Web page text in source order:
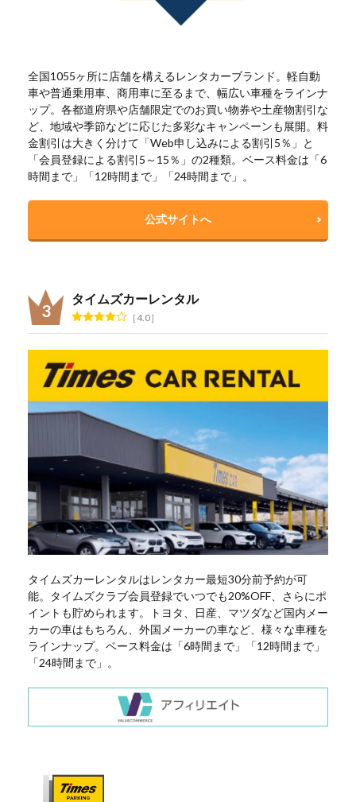
全国1055ヶ所に店舗を構えるレンタカーブランド。軽自動
車や普通乗用車、商用車に至るまで、幅広い車種をラインナ
ップ。各都道府県や店舗限定でのお買い物券や土産物割引な
ど、地域や季節などに応じた多彩なキャンペーンも展開。料
金割引は大きく分けて「Web申し込みによる割引5％」と
「会員登録による割引5～15％」の2種類。ベース料金は「6
時間まで」「12時間まで」「24時間まで」。
公式サイトへ
タイムズカーレンタル
4.0
タイムズカーレンタルはレンタカー最短30分前予約が可
能。タイムズクラブ会員登録でいつでも20%OFF、さらにポ
イントも貯められます。トヨタ、日産、マツダなど国内メー
カーの車はもちろん、外国メーカーの車など、様々な車種を
ラインナップ。ベース料金は「6時間まで」「12時間まで」
「24時間まで」。